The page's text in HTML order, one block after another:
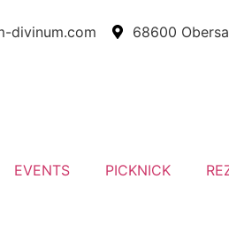
divinum.com 68600
EVENTS PICKNICK